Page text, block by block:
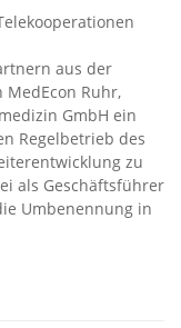
aus der
Ruhr,
GmbH ein
Regelbetrieb des
zu
als Geschäftsführer
Umbenennung in